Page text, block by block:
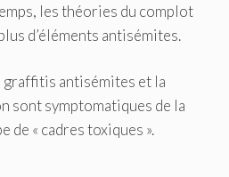
les théories du complot
d’éléments antisémites.
graffitis antisémites et la
sont symptomatiques de la
de « cadres toxiques ».